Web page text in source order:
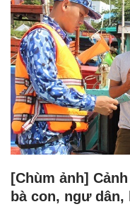
[Chùm ảnh]
bà con, ngư